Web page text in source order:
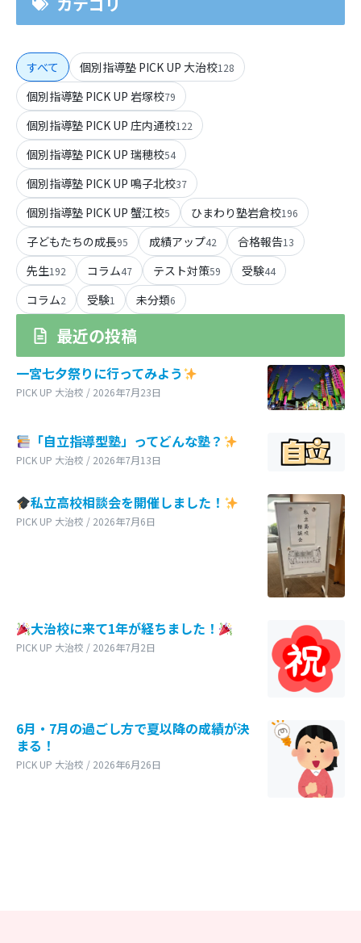
すべて 個別指導塾 PICK UP 大治校128
個別指導塾 PICK UP 岩塚校79
個別指導塾 PICK UP 庄内通校122
個別指導塾 PICK UP 瑞穂校54
個別指導塾 PICK UP 鳴子北校37
個別指導塾 PICK UP 蟹江校5 ひまわり塾岩倉校196
子どもたちの成長95 成績アップ42 合格報告13
先生192 コラム47 テスト対策59 受験44
コラム2 受験1 未分類6
最近の投稿
一宮七夕祭りに行ってみよう
PICK UP 大治校 / 2026年7月23日
「自立指導型塾」ってどんな塾？
PICK UP 大治校 / 2026年7月13日
私立高校相談会を開催しました！
PICK UP 大治校 / 2026年7月6日
大治校に来て1年が経ちました！
PICK UP 大治校 / 2026年7月2日
6月・7月の過ごし方で夏以降の成績が決
まる！
PICK UP 大治校 / 2026年6月26日